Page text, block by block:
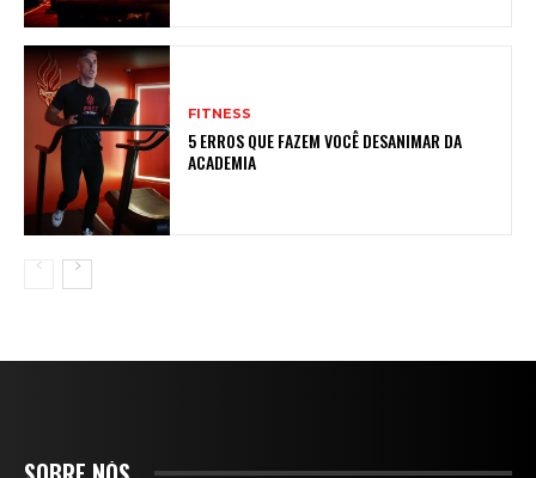
FITNESS
5 ERROS QUE FAZEM VOCÊ DESANIMAR DA
ACADEMIA